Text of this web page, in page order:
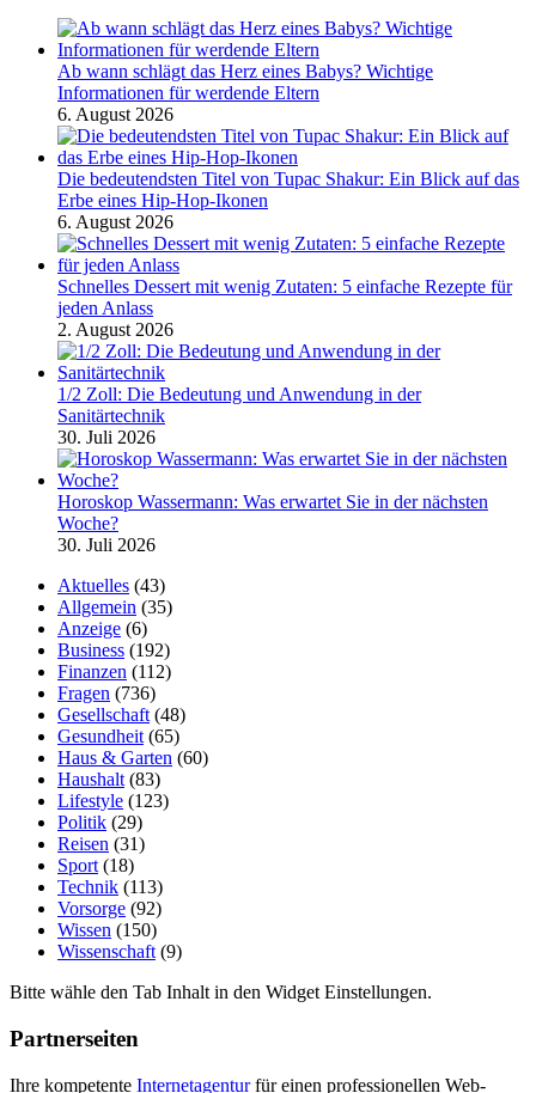
Ab wann schlägt das Herz eines Babys? Wichtige
Informationen für werdende Eltern
6. August 2026
Die bedeutendsten Titel von Tupac Shakur: Ein Blick auf das
Erbe eines Hip-Hop-Ikonen
6. August 2026
Schnelles Dessert mit wenig Zutaten: 5 einfache Rezepte für
jeden Anlass
2. August 2026
1/2 Zoll: Die Bedeutung und Anwendung in der
Sanitärtechnik
30. Juli 2026
Horoskop Wassermann: Was erwartet Sie in der nächsten
Woche?
30. Juli 2026
Aktuelles (43)
Allgemein (35)
Anzeige (6)
Business (192)
Finanzen (112)
Fragen (736)
Gesellschaft (48)
Gesundheit (65)
Haus & Garten (60)
Haushalt (83)
Lifestyle (123)
Politik (29)
Reisen (31)
Sport (18)
Technik (113)
Vorsorge (92)
Wissen (150)
Wissenschaft (9)
Bitte wähle den Tab Inhalt in den Widget Einstellungen.
Partnerseiten
Ihre kompetente Internetagenturfür einen professionellen Web-